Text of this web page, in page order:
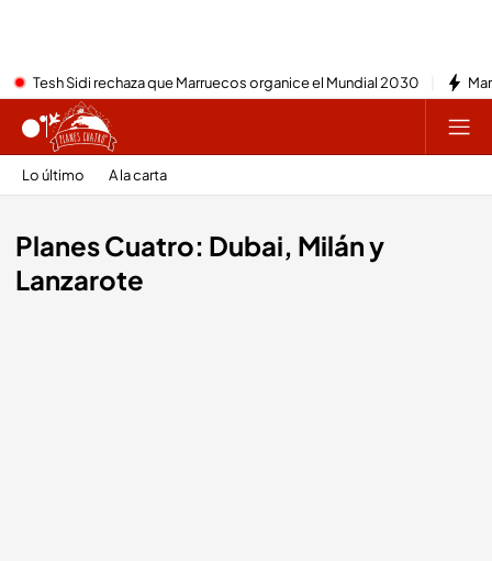
Tesh Sidi rechaza que Marruecos organice el Mundial 2030
Lo último A la carta
Planes Cuatro: Dubai, Milán y
Lanzarote